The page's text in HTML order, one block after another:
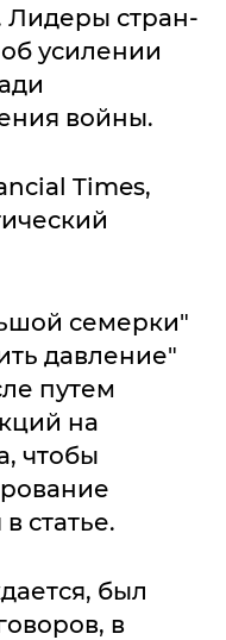
Лидеры стран-
усилении
войны.
Times,
семерки"
давление"
путем
на
чтобы
статье.
был
в